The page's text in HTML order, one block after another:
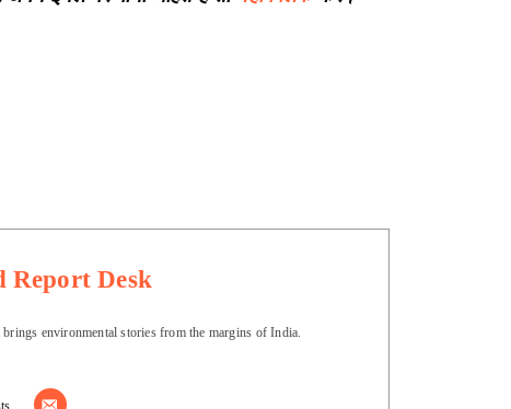
Report Desk
environmental stories from the margins of India.